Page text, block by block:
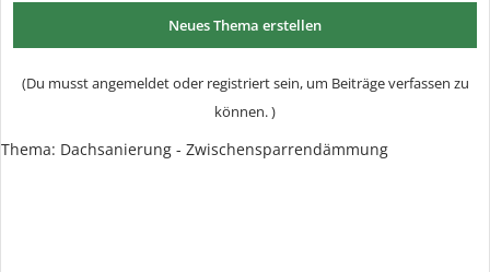
Neues Thema erstellen
(Du musst angemeldet oder registriert sein, um Beiträge verfassen zu
können. )
Thema: Dachsanierung - Zwischensparrendämmung